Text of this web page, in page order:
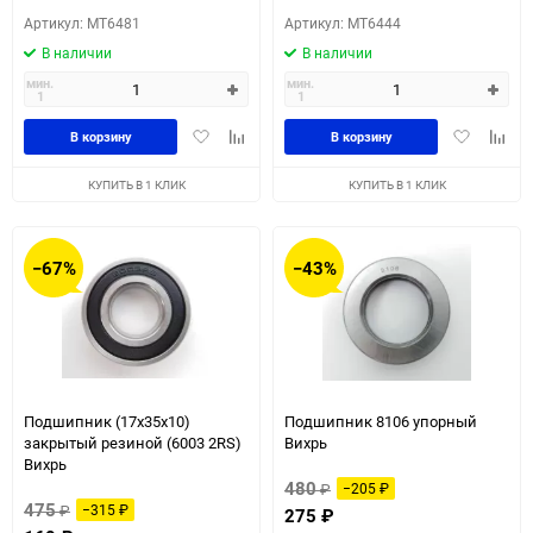
Артикул: MT6481
В наличии
мин.
1
ДобавитьДобавить
В корзину
КУПИТЬ В 1 КЛИК
Артикул: MT6444
В наличии
мин.
1
Добавить
В корзину
КУПИТЬ В 1 КЛИК
−67%
Подшипник (17x35x10)
закрытый резиной (6003 2RS)
Вихрь
475₽ −315₽
−43%
Подшипник 8106 упорный
Вихрь
480₽ −205₽
275 ₽